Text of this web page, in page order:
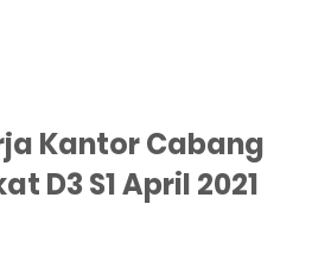
Kantor Cabang
D3 S1 April 2021